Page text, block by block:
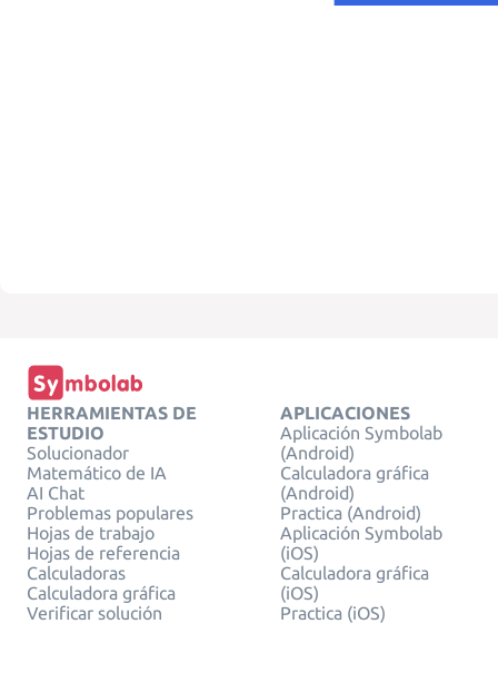
HERRAMIENTAS DE
ESTUDIO
Solucionador
Matemático de IA
AI Chat
Problemas populares
Hojas de trabajo
Hojas de referencia
Calculadoras
Calculadora gráfica
Verificar solución
APLICACIONES
Aplicación Symbolab
(Android)
Calculadora gráfica
(Android)
Practica (Android)
Aplicación Symbolab
(iOS)
Calculadora gráfica
(iOS)
Practica (iOS)